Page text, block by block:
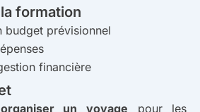
formation
budget prévisionnel
financière
organiser un voyage pour les